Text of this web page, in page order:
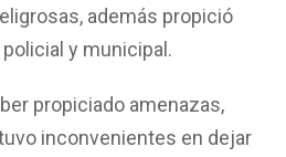
además propició
y municipal.
propiciado amenazas,
inconvenientes en dejar